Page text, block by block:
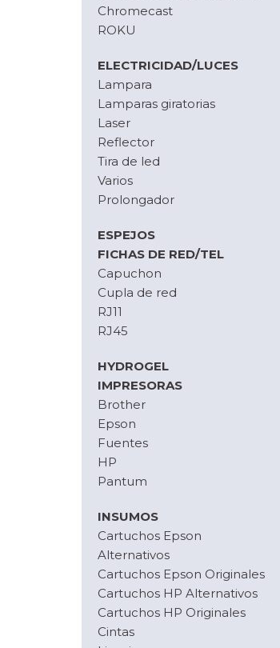
Chromecast
ROKU
ELECTRICIDAD/LUCES
Lampara
Lamparas giratorias
Laser
Reflector
Tira de led
Varios
Prolongador
ESPEJOS
FICHAS DE RED/TEL
Capuchon
Cupla de red
RJ11
RJ45
HYDROGEL
IMPRESORAS
Brother
Epson
Fuentes
HP
Pantum
INSUMOS
Cartuchos Epson
Alternativos
Cartuchos Epson Originales
Cartuchos HP Alternativos
Cartuchos HP Originales
Cintas